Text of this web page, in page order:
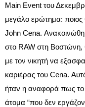
Main Event του
μεγάλο ερώτημα: ποιος
John Cena.
στο RAW στη Βοστώνη,
με τον νικητή να
καριέρας του Cena.
ήταν η αναφορά πως το
άτομα “που δεν